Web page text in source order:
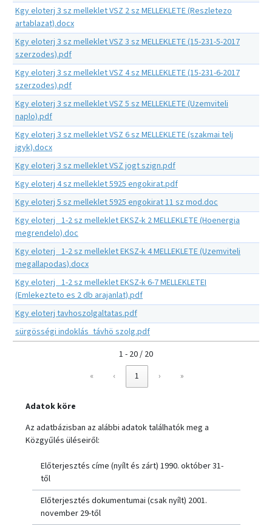
Kgy eloterj 3 sz melleklet VSZ 2 sz MELLEKLETE (Reszletezo
artablazat).docx
Kgy eloterj 3 sz melleklet VSZ 3 sz MELLEKLETE (15-231-5-2017
szerzodes).pdf
Kgy eloterj 3 sz melleklet VSZ 4 sz MELLEKLETE (15-231-6-2017
szerzodes).pdf
Kgy eloterj 3 sz melleklet VSZ 5 sz MELLEKLETE (Uzemviteli
naplo).pdf
Kgy eloterj 3 sz melleklet VSZ 6 sz MELLEKLETE (szakmai telj
jgyk).docx
Kgy eloterj 3 sz melleklet VSZ jogt szign.pdf
Kgy eloterj 4 sz melleklet 5925 engokirat.pdf
Kgy eloterj 5 sz melleklet 5925 engokirat 11 sz mod.doc
Kgy eloterj _1-2 sz melleklet EKSZ-k 2 MELLEKLETE (Hoenergia
megrendelo).doc
Kgy eloterj _1-2 sz melleklet EKSZ-k 4 MELLEKLETE (Uzemviteli
megallapodas).docx
Kgy eloterj _1-2 sz melleklet EKSZ-k 6-7 MELLEKLETEI
(Emlekezteto es 2 db arajanlat).pdf
Kgy eloterj tavhoszolgaltatas.pdf
sürgösségi indoklás_távhö szolg.pdf
1 - 20 / 20
«
‹ 1 › »
Adatok köre
Az adatbázisban az alábbi adatok találhatók meg a
Közgyűlés üléseiről:
Előterjesztés címe (nyílt és zárt) 1990. október 31-
től
Előterjesztés dokumentumai (csak nyílt) 2001.
november 29-től